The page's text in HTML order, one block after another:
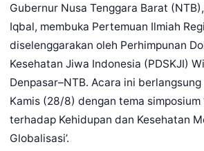
Gubernur Nusa Tenggara Barat
Iqbal, membuka Pertemuan Ilmiah
diselenggarakan oleh Perhimpunan
Kesehatan Jiwa Indonesia (PDSKJI)
Denpasar–NTB. Acara ini
Kamis (28/8) dengan tema simposium
terhadap Kehidupan dan Kesehatan
Globalisasi’.